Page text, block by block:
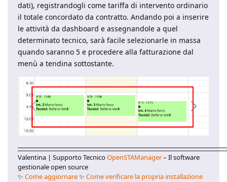
dati), registrandogli come tariffa di intervento ordinario
il totale concordato da contratto. Andando poi a inserire
le attività da dashboard e assegnandole a quel
determinato tecnico, sarà facile selezionarle in massa
quando saranno 5 e procedere alla fatturazione dal
menù a tendina sottostante.
Valentina | Supporto TecnicoOpenSTAManager– Il software
gestionale open source
✨ Come aggiornare✨ Come verificare la propria installazione